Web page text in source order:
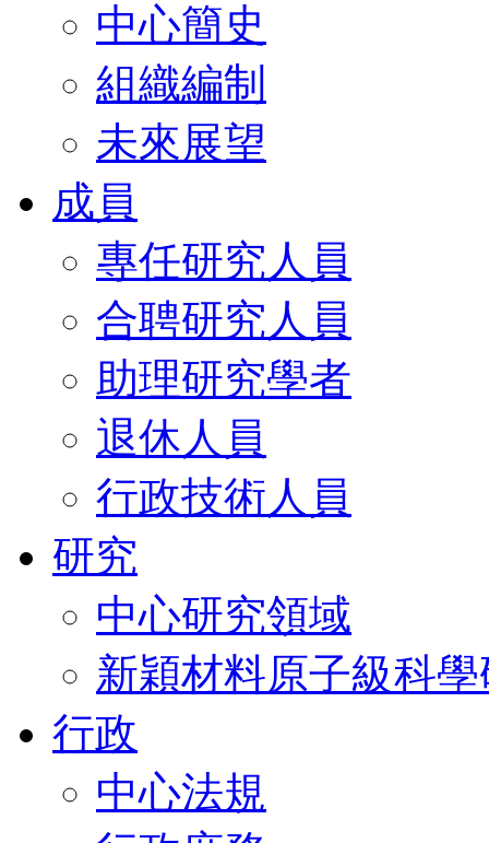
中心簡史
組織編制
未來展望
成員
專任研究人員
合聘研究人員
助理研究學者
退休人員
行政技術人員
研究
中心研究領域
新穎材料原子級科
行政
中心法規